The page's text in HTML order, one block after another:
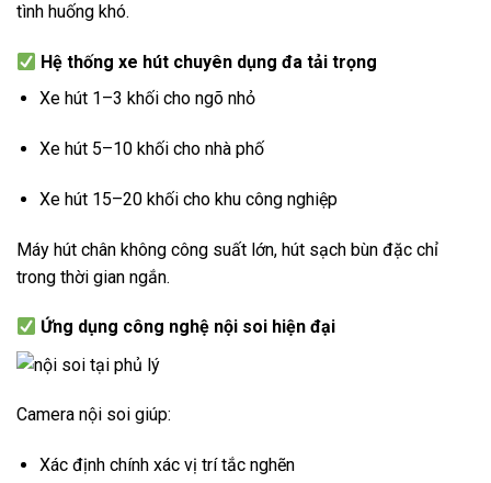
tình huống khó.
Hệ thống xe hút chuyên dụng đa tải trọng
Xe hút 1–3 khối cho ngõ nhỏ
Xe hút 5–10 khối cho nhà phố
Xe hút 15–20 khối cho khu công nghiệp
Máy hút chân không công suất lớn, hút sạch bùn đặc chỉ
trong thời gian ngắn.
Ứng dụng công nghệ nội soi hiện đại
Camera nội soi giúp:
Xác định chính xác vị trí tắc nghẽn